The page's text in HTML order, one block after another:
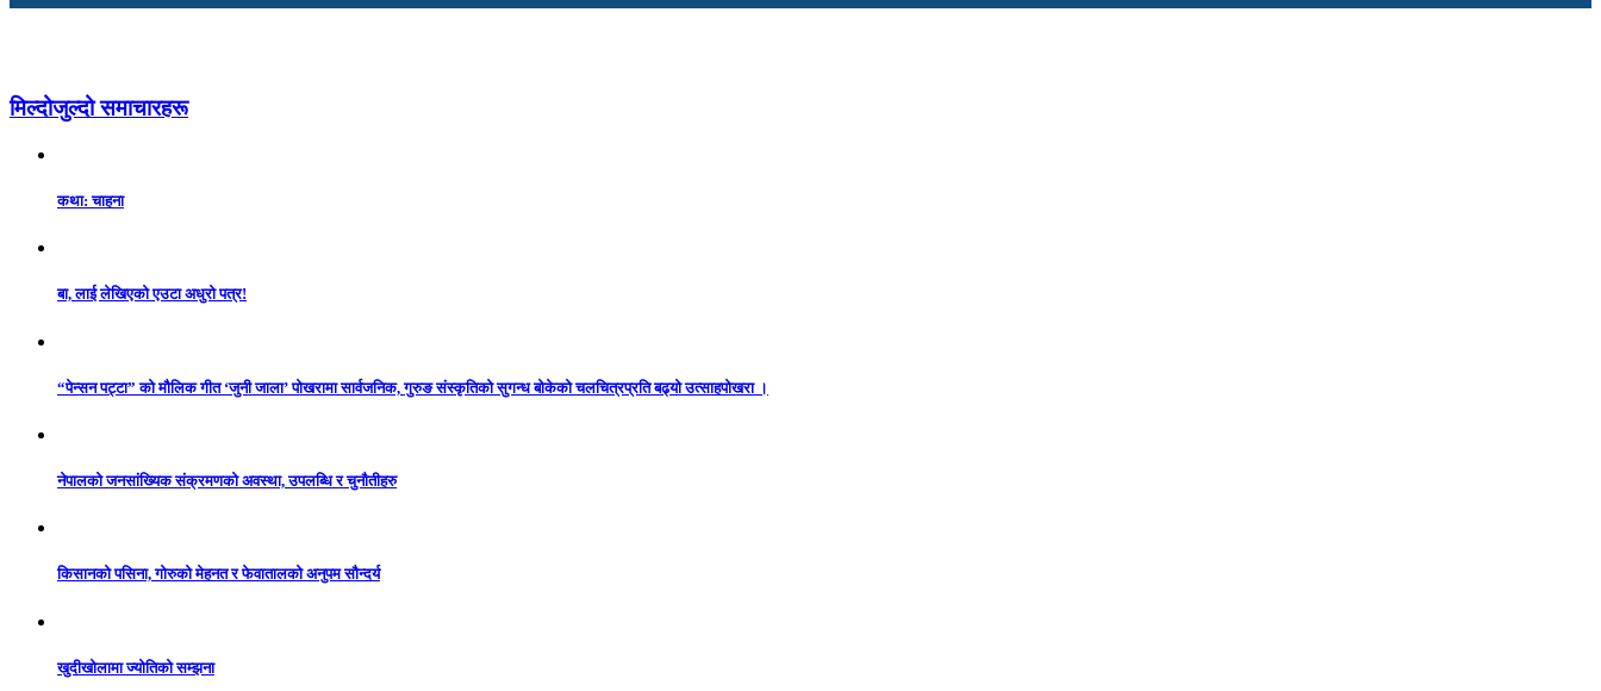
मिल्दोजुल्दो समाचारहरू
कथा: चाहना
बा, लाई लेखिएको एउटा अधुरो पत्र!
“पेन्सन पट्टा” को मौलिक गीत ‘जुनी जाला’ पोखरामा सार्वजनिक, गुरुङ संस्कृतिको सुगन्ध बोकेको चलचित्रप्रति बढ्यो उत्साहपोखरा ।
नेपालको जनसांख्यिक संक्रमणको अवस्था, उपलब्धि र चुनौतीहरु
किसानको पसिना, गोरुको मेहनत र फेवातालको अनुपम सौन्दर्य
खुदीखोलामा ज्योतिको सम्झना